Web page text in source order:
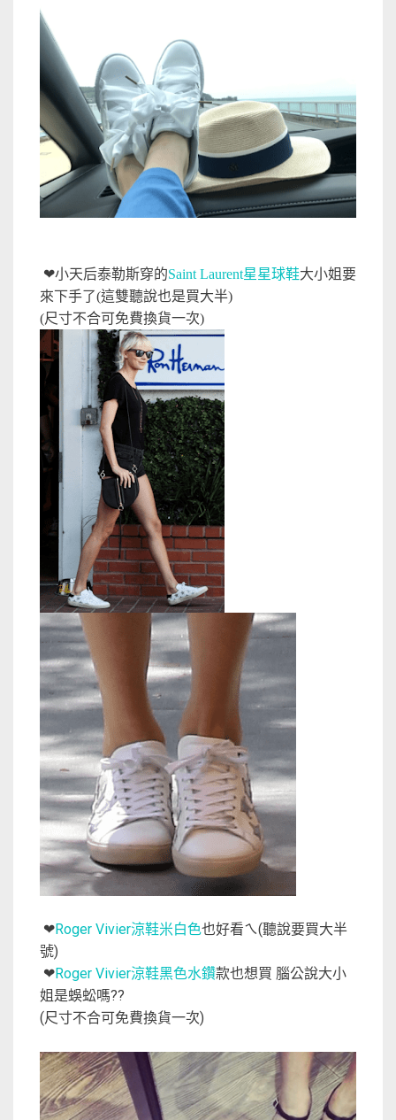
❤小天后泰勒斯穿的Saint Laurent星星球鞋大小姐要
來下手了(這雙聽說也是買大半)
(尺寸不合可免費換貨一次)
❤Roger Vivier涼鞋米白色也好看ㄟ(聽說要買大半
號)
❤Roger Vivier涼鞋黑色水鑽款也想買 腦公說大小
姐是蜈蚣嗎??
(尺寸不合可免費換貨一次)